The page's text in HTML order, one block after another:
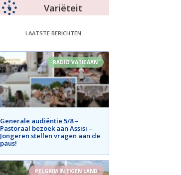
Variëteit
LAATSTE BERICHTEN
RADIO VATICAAN
Generale audiëntie 5/8 –
Pastoraal bezoek aan Assisi –
Jongeren stellen vragen aan de
paus!
PELGRIM IN EIGEN LAND